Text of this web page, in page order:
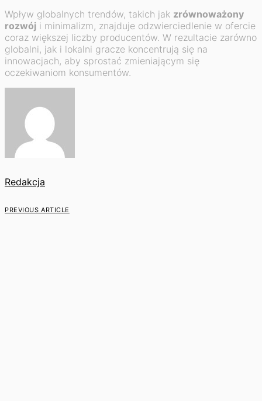
Wpływ globalnych trendów, takich jak zrównoważony
rozwój i minimalizm, znajduje odzwierciedlenie w ofercie
coraz większej liczby producentów. W rezultacie zarówno
globalni, jak i lokalni gracze koncentrują się na
innowacjach, aby sprostać zmieniającym się
oczekiwaniom konsumentów.
Redakcja
PREVIOUS ARTICLE